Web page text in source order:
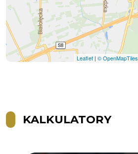
Leaflet | © OpenMapTiles
KALKULATORY